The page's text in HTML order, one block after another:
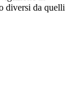
diversi da quelli